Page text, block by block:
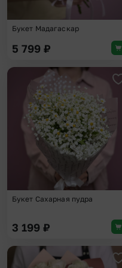
Букет Мадагаскар
5 799 ₽
Букет Сахарная пудра
3 199 ₽